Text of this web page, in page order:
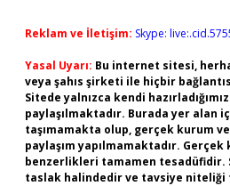
Reklam ve İletişim: Skype:
Yasal Uyarı: Bu internet sitesi,
veya şahıs şirketi ile hiçbir
Sitede yalnızca kendi
paylaşılmaktadır. Burada yer alan
taşımamakta olup, gerçek kurum
paylaşım yapılmamaktadır.
benzerlikleri tamamen
taslak halindedir ve tavsiye niteliği